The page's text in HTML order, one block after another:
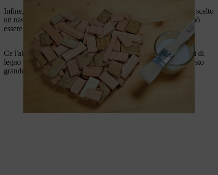
Infine, aggiungere un nastro del colore preferito - noi abbiamo scelto
un nastro a quadretti bianchi e rossi abbinato. Questo nastro può
essere usato per attaccare il cuore a una porta, per esempio.
Ce l'abbiamo fatta! Ora puoi usare il cuore realizzato con pezzi di
legno come decorazione per la tua casa o da regalare. Con questo
grande regalo sei sicuro di far battere il cuore dei tuoi cari!